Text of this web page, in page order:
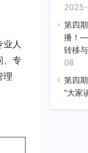
人
、专
理
2025-
第四
播！
转移
08
第四
“大家